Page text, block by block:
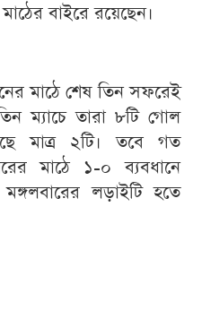
বাইরে রয়েছেন।
মাঠে শেষ তিন সফরেই
ম্যাচে তারা ৮টি গোল
মাত্র ২টি। তবে গত
মাঠে ১-০ ব্যবধানে
লড়াইটি হতে